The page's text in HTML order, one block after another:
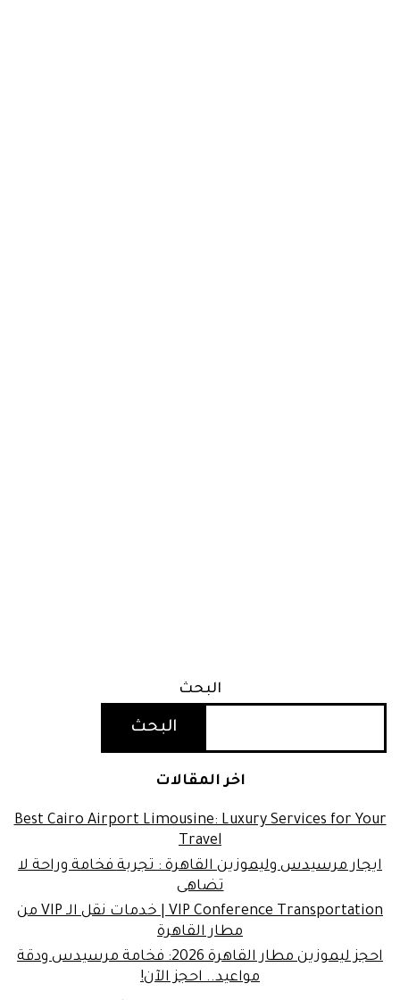
البحث
البحث
اخر المقالات
Best Cairo Airport Limousine: Luxury Services for Your
Travel
ايجار مرسيدس وليموزين القاهرة : تجربة فخامة وراحة لا
تضاهى
VIP Conference Transportation | خدمات نقل الـ VIP من
مطار القاهرة
احجز ليموزين مطار القاهرة 2026: فخامة مرسيدس ودقة
مواعيد.. احجز الآن!